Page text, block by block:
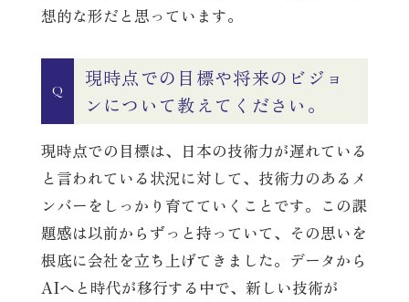
想的な形だと思っています。
Q
現時点での目標や将来のビジョ
ンについて教えてください。
現時点での目標は、日本の技術力が遅れている
と言われている状況に対して、技術力のあるメ
ンバーをしっかり育てていくことです。この課
題感は以前からずっと持っていて、その思いを
根底に会社を立ち上げてきました。データから
AIへと時代が移行する中で、新しい技術が